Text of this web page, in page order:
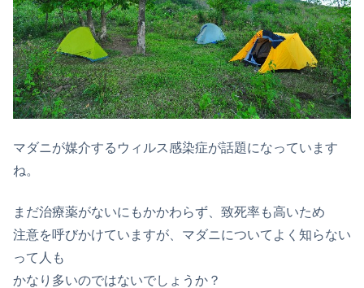
マダニが媒介するウィルス感染症が話題になっています
ね。
まだ治療薬がないにもかかわらず、致死率も高いため
注意を呼びかけていますが、マダニについてよく知らない
って人も
かなり多いのではないでしょうか？